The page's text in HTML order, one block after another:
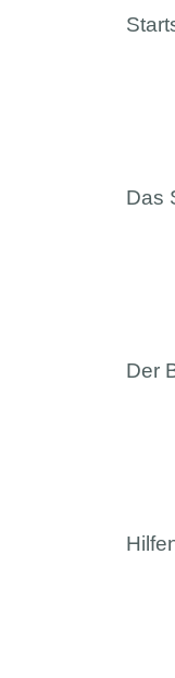
Das
Der